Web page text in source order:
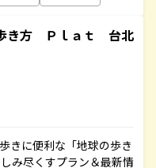
き方 Ｐｌａｔ 台北
きに便利な「地球の歩き
み尽くすプラン＆最新情